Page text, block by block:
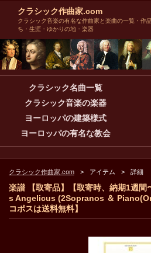
クラシック作曲家.com
クラシック音楽の有名な作曲家と楽曲の一覧・作
ち・生涯・ゆかりの地・楽器
クラシック名曲一覧
クラシック音楽の楽器
ヨーロッパの建築様式
ヨーロッパの有名な教会
クラシック作曲家.com アイテム 詳細
楽譜 【取寄品】【取寄時、納期1週
s Angelicus (2Sopranos ＆
コポスは送料無料】